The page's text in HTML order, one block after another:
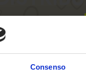
Consenso
RM